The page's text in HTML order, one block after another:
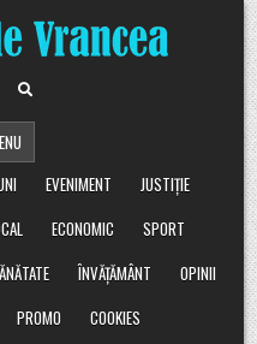
EVENIMENT
JUSTIȚIE
ECONOMIC
SPORT
ÎNVĂȚĂMÂNT
OPINII
PROMO COOKIES